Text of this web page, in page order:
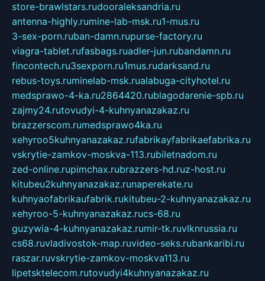
store-brawlstars.rudooraleksandria.ru
antenna-highly.rumine-lab-msk.ru1-mus.ru
3-sex-porn.ruban-damn.rupurse-factory.ru
viagra-tablet.rufasbags.ruadler-jun.rubandamn.ru
fincontech.ru3sexporn.ru1mus.rudarksand.ru
rebus-toys.ruminelab-msk.rualabuga-cityhotel.ru
medsprawo-4-ka.ru2864420.rublagodarenie-spb.ru
zajmy24.rutovudyi-4-kuhnyanazakaz.ru
brazzerscom.rumedsprawo4ka.ru
xehyroo5kuhnyanazakaz.rufabrikayfabrikaefabrika.ru
vskrytie-zamkov-moskva-113.rubiletnadom.ru
zed-online.rupimchax.rubrazzers-hd.ruz-host.ru
kitubeu2kuhnyanazakaz.runaperekate.ru
kuhnyaofabrikaufabrik.rukitubeu-2-kuhnyanazakaz.ru
xehyroo-5-kuhnyanazakaz.rucs-68.ru
guzywia-4-kuhnyanazakaz.rumir-tk.ruvlknrussia.ru
cs68.ruvladivostok-map.ruvideo-seks.rubankaribi.ru
raszar.ruvskrytie-zamkov-moskva113.ru
lipetsktelecom.rutovudyi4kuhnyanazakaz.ru